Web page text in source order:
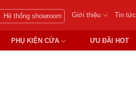
Hệ thống showroom Giới thiệu Tin tức
PHỤ KIỆN CỬA ƯU ĐÃI HOT